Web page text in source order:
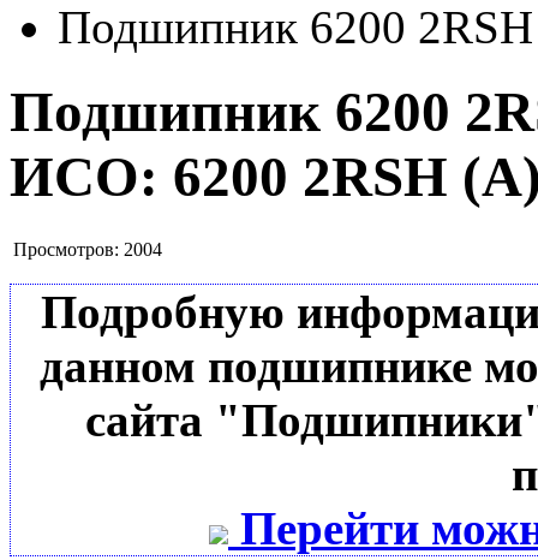
Подшипник 6200
Подшипник 6200
ИСО: 6200 2RSH
Просмотров: 2004
Подробную
данном подшипнике
сайта
Перейти